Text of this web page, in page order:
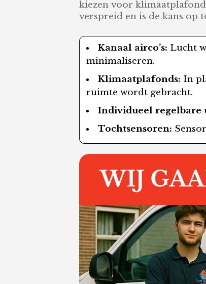
kiezen voor
verspreid en is de kans op
Kanaal airco’s: Lucht
minimaliseren.
Klimaatplafonds: In
ruimte wordt gebracht.
Individueel regelbare
Tochtsensoren: